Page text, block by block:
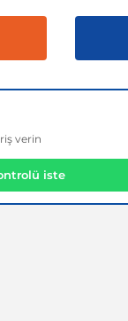
verin
iste